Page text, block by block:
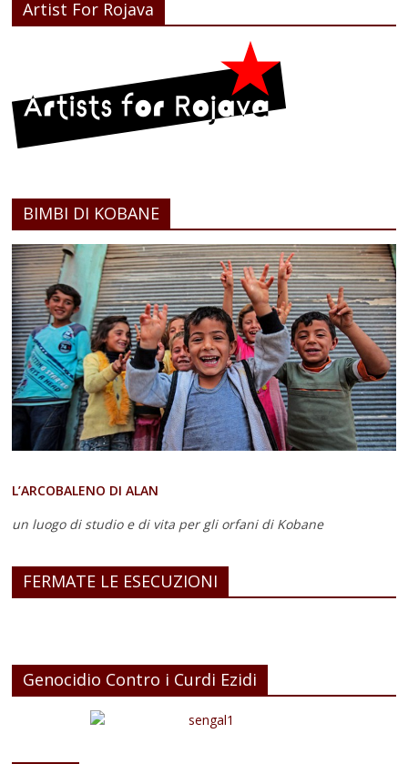
Artist For Rojava
BIMBI DI KOBANE
L’ARCOBALENO DI ALAN
un luogo di studio e di vita per gli orfani di Kobane
FERMATE LE ESECUZIONI
Genocidio Contro i Curdi Ezidi